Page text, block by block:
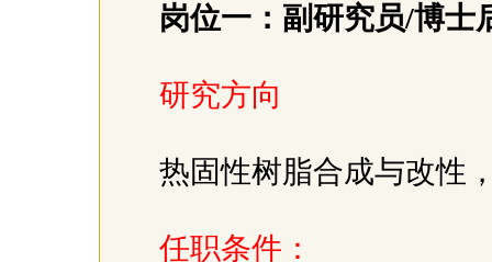
岗位一：副研究员/博士
研究方向
热固性树脂合成与改性
任职条件：